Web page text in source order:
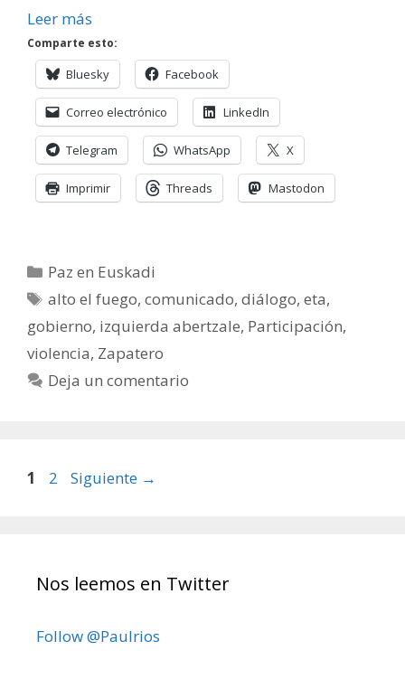
Leer más
Comparte esto:
Bluesky Facebook
Correo electrónico LinkedIn
Telegram WhatsApp X
Imprimir Threads Mastodon
Categorías
Paz en Euskadi
Etiquetas
alto el fuego,comunicado,diálogo,eta,
gobierno, izquierda abertzale, Participación,
violencia, Zapatero
Deja un comentario
Página
1 Página
2 Siguiente →
Nos leemos en Twitter
Follow @Paulrios